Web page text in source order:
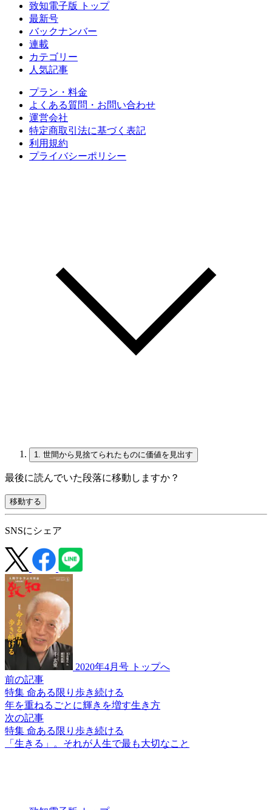
致知電子版 トップ
最新号
バックナンバー
連載
カテゴリー
人気記事
プラン・料金
よくある質問・お問い合わせ
運営会社
特定商取引法に基づく表記
利用規約
プライバシーポリシー
1. 世間から見捨てられたものに価値を見出す
最後に読んでいた段落に移動しますか？
移動する
SNSにシェア
2020年4月号 トップへ
前の記事
特集 命ある限り歩き続ける
年を重ねるごとに輝きを増す生き方
次の記事
特集 命ある限り歩き続ける
「生きる」。 それが人生で最も大切なこと